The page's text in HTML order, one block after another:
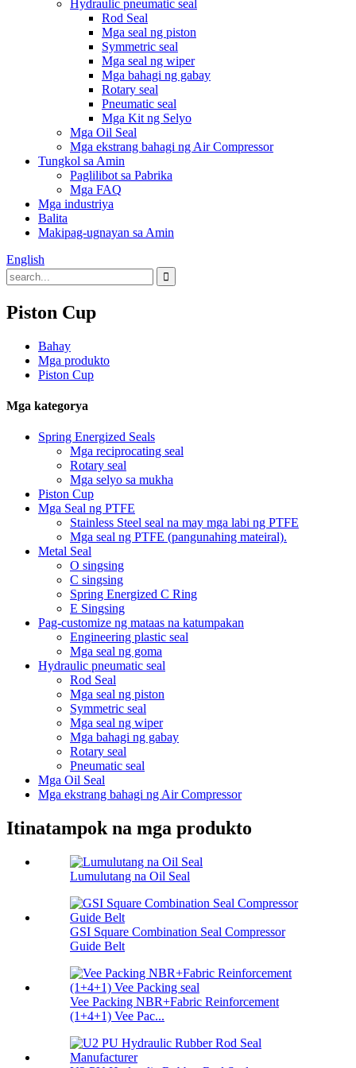
Hydraulic pneumatic seal
Rod Seal
Mga seal ng piston
Symmetric seal
Mga seal ng wiper
Mga bahagi ng gabay
Rotary seal
Pneumatic seal
Mga Kit ng Selyo
Mga Oil Seal
Mga ekstrang bahagi ng Air Compressor
Tungkol sa Amin
Paglilibot sa Pabrika
Mga FAQ
Mga industriya
Balita
Makipag-ugnayan sa Amin
English
Piston Cup
Bahay
Mga produkto
Piston Cup
Mga kategorya
Spring Energized Seals
Mga reciprocating seal
Rotary seal
Mga selyo sa mukha
Piston Cup
Mga Seal ng PTFE
Stainless Steel seal na may mga labi ng PTFE
Mga seal ng PTFE (pangunahing mateiral).
Metal Seal
O singsing
C singsing
Spring Energized C Ring
E Singsing
Pag-customize ng mataas na katumpakan
Engineering plastic seal
Mga seal ng goma
Hydraulic pneumatic seal
Rod Seal
Mga seal ng piston
Symmetric seal
Mga seal ng wiper
Mga bahagi ng gabay
Rotary seal
Pneumatic seal
Mga Oil Seal
Mga ekstrang bahagi ng Air Compressor
Itinatampok na mga produkto
Lumulutang na Oil Seal
GSI Square Combination Seal Compressor
Guide Belt
Vee Packing NBR+Fabric Reinforcement
(1+4+1) Vee Pac...